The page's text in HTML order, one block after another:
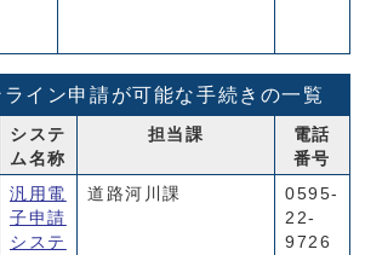
イン申請が可能な手続きの一覧
システ
ム名称
担当課
電話
番号
汎用電
子申請
システ
道路河川課
0595-
22-
9726